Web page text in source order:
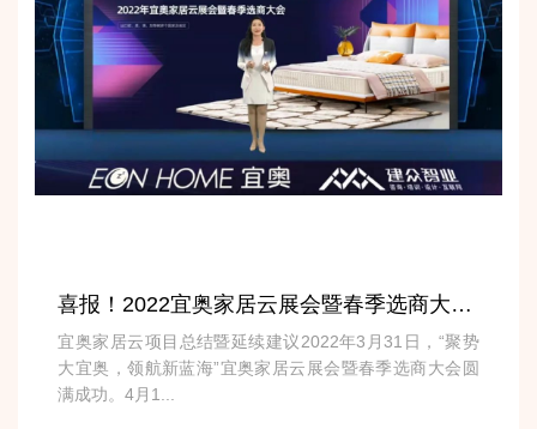
喜报！2022宜奥家居云展会暨春季选商大会圆满落幕！
宜奥家居云项目总结暨延续建议2022年3月31日，“聚势
大宜奥，领航新蓝海”宜奥家居云展会暨春季选商大会圆
满成功。4月1...